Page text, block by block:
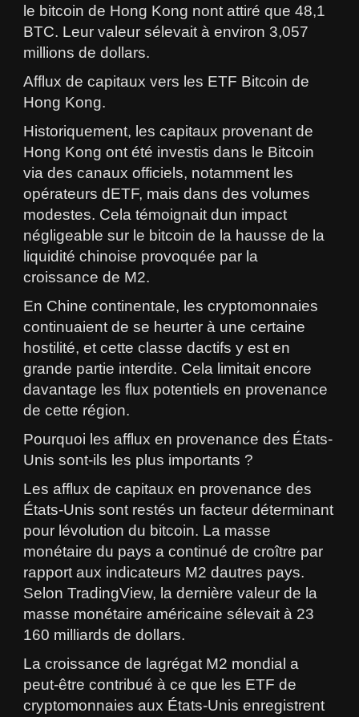
le bitcoin de Hong Kong nont attiré que 48,1
BTC. Leur valeur sélevait à environ 3,057
millions de dollars.
Afflux de capitaux vers les ETF Bitcoin de
Hong Kong.
Historiquement, les capitaux provenant de
Hong Kong ont été investis dans le Bitcoin
via des canaux officiels, notamment les
opérateurs dETF, mais dans des volumes
modestes. Cela témoignait dun impact
négligeable sur le bitcoin de la hausse de la
liquidité chinoise provoquée par la
croissance de M2.
En Chine continentale, les cryptomonnaies
continuaient de se heurter à une certaine
hostilité, et cette classe dactifs y est en
grande partie interdite. Cela limitait encore
davantage les flux potentiels en provenance
de cette région.
Pourquoi les afflux en provenance des États-
Unis sont-ils les plus importants ?
Les afflux de capitaux en provenance des
États-Unis sont restés un facteur déterminant
pour lévolution du bitcoin. La masse
monétaire du pays a continué de croître par
rapport aux indicateurs M2 dautres pays.
Selon TradingView, la dernière valeur de la
masse monétaire américaine sélevait à 23
160 milliards de dollars.
La croissance de lagrégat M2 mondial a
peut-être contribué à ce que les ETF de
cryptomonnaies aux États-Unis enregistrent